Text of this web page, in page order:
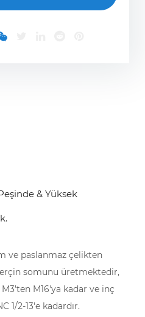
& Yüksek
ve paslanmaz çelikten
somunu üretmektedir,
M16'ya kadar ve inç
1/2-13'e kadardır.